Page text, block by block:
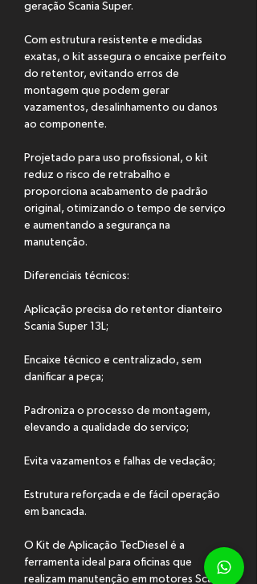
geração Scania Super.
Com estrutura resistente e medidas
exatas, o kit assegura o encaixe perfeito
do retentor, evitando erros de
montagem que podem gerar
vazamentos, desalinhamento ou danos
ao componente.
Projetado para uso profissional, o kit
reduz o risco de retrabalho e
proporciona acabamento de padrão
original, otimizando o tempo de serviço
e aumentando a segurança na
manutenção.
Diferenciais técnicos:
Aplicação precisa do retentor dianteiro
Scania Super 13L;
Encaixe técnico e centralizado, sem
danificar a peça;
Padroniza o processo de montagem,
elevando a qualidade do serviço;
Evita vazamentos e falhas de vedação;
Estrutura reforçada e de fácil operação
em bancada.
O Kit de Aplicação TecDiesel é a
ferramenta ideal para oficinas que
realizam manutenção em motores Scania